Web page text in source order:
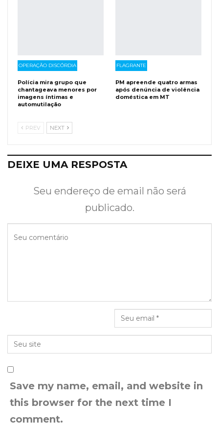
OPERAÇÃO DISCÓRDIA
Polícia mira grupo que
chantageava menores por
imagens íntimas e
automutilação
FLAGRANTE
PM apreende quatro armas
após denúncia de violência
doméstica em MT
PREV NEXT
DEIXE UMA RESPOSTA
Seu endereço de email não será
publicado.
Save my name, email, and website in
this browser for the next time I
comment.